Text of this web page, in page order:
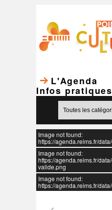
L'Agenda
Infos pratiques
Image not found:
https://agenda.reims.fr/
Image not found:
https://agenda.reims.fr/
valide.png
Image not found:
https://agenda.reims.fr/